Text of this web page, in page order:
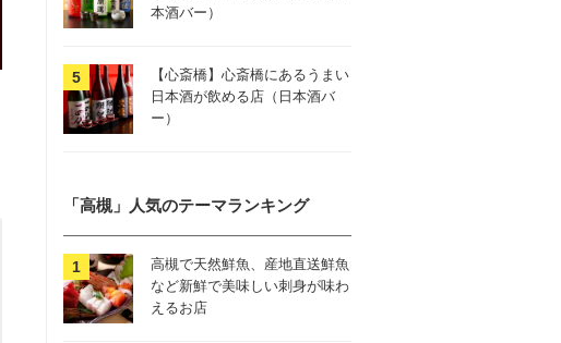
本酒バー）
【心斎橋】心斎橋にあるうまい
日本酒が飲める店（日本酒バ
ー）
「高槻」人気のテーマランキング
高槻で天然鮮魚、産地直送鮮魚
など新鮮で美味しい刺身が味わ
えるお店